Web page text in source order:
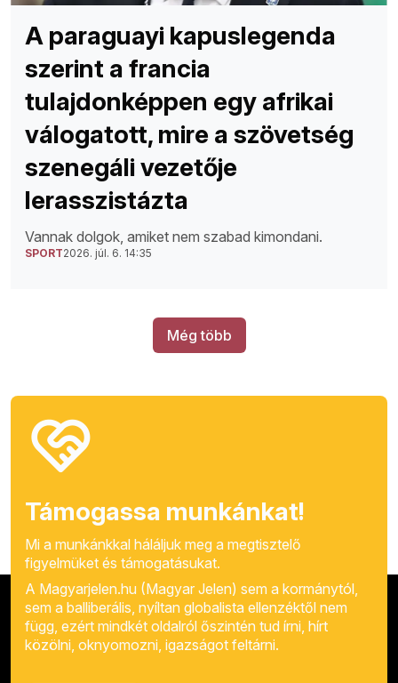
A paraguayi kapuslegenda
szerint a francia
tulajdonképpen egy afrikai
válogatott, mire a szövetség
szenegáli vezetője
lerasszistázta
Vannak dolgok, amiket nem szabad kimondani.
SPORT2026. júl. 6. 14:35
Még több
Támogassa munkánkat!
Mi a munkánkkal háláljuk meg a megtisztelő
figyelmüket és támogatásukat.
A Magyarjelen.hu (Magyar Jelen) sem a kormánytól,
sem a balliberális, nyíltan globalista ellenzéktől nem
függ, ezért mindkét oldalról őszintén tud írni, hírt
közölni, oknyomozni, igazságot feltárni.